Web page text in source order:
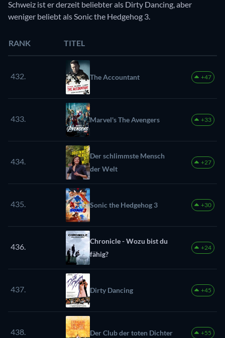
Schweiz ist er derzeit beliebter als Dirty Dancing, aber
weniger beliebt als Sonic the Hedgehog 3.
RANK TITEL
432. The Accountant +47
433. Marvel's The Avengers +33
434.
Der schlimmste Mensch
der Welt
+27
435. Sonic the Hedgehog 3 +30
436.
Chronicle - Wozu bist du
fähig?
+24
437. Dirty Dancing +45
438. Der Club der toten Dichter +55